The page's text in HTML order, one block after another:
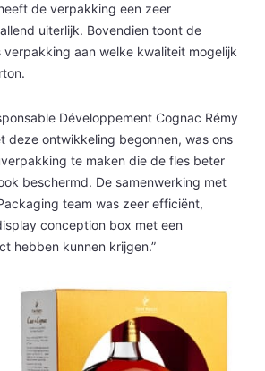
de verpakking een zeer
uiterlijk. Bovendien toont de
verpakking aan welke kwaliteit mogelijk
Développement Cognac Rémy
deze ontwikkeling begonnen, was ons
te maken die de fles beter
beschermd. De samenwerking met
team was zeer efficiënt,
conception box met een
hebben kunnen krijgen.”